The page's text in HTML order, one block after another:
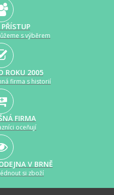
s výběrem
ROKU 2005
firma s historií
FIRMA
oceňují
V BRNĚ
si zboží